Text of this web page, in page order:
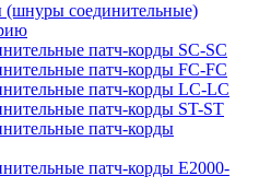
(шнуры соединительные)
патч-корды SC-SC
патч-корды FC-FC
патч-корды LC-LC
патч-корды ST-ST
патч-корды
патч-корды E2000-